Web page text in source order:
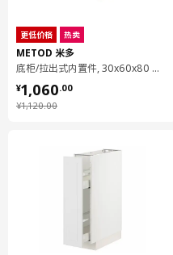
组装说明和文件
货号
904.183.86
605.248.83
更低价格 热卖
METOD 米多
底柜/拉出式内置件, 30x60x80 厘米
¥1,120.00
¥ 1120.00
¥1,060.00
¥ 1060.00